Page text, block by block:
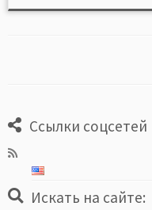
Ссылки соцсетей
Искать на сайте: